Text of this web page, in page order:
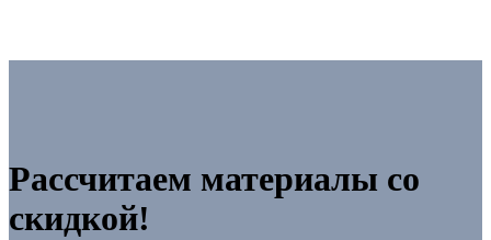
Рассчитаем материалы со
скидкой!